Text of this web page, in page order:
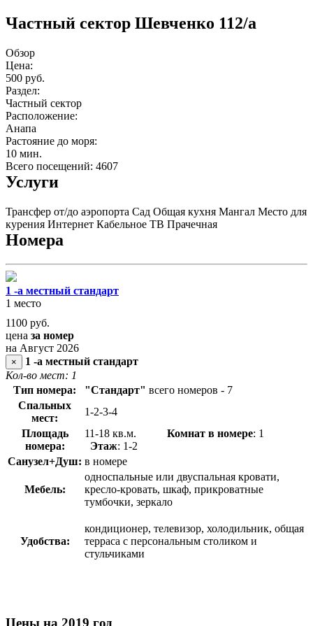
Частный сектор Шевченко 112/а
Обзор
Цена:
500 руб.
Раздел:
Частный сектор
Расположение:
Анапа
Растояние до моря:
10 мин.
Всего посещений: 4607
Услуги
Трансфер от/до аэропорта Сад Общая кухня Мангал Место для
курения Интернет Кабельное ТВ Прачечная
Номера
1 -а местный стандарт
1 место
1100 руб.
цена за номер
на Август 2026
×
1 -а местный стандарт
Кол-во мест: 1
Тип номера:
"Стандарт" всего номеров - 7
Спальных
мест:
1-2-3-4
Площадь
номера:
11-18 кв.м. Комнат в номере: 1
Этаж: 1-2
Санузел+Душ: в номере
Мебель:
односпальные или двуспальная кровати,
кресло-кровать, шкаф, прикроватные
тумбочки, зеркало
Удобства:
кондиционер, телевизор, холодильник, общая
терраса с персональным столиком и
стульчиками
Цены на 2019 год